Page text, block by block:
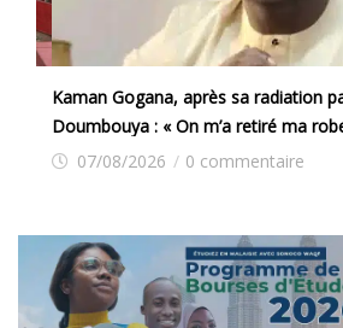
Kaman Gogana, après sa radiation
Doumbouya : « On m’a retiré ma
07/08/2026/ 0 commentaire